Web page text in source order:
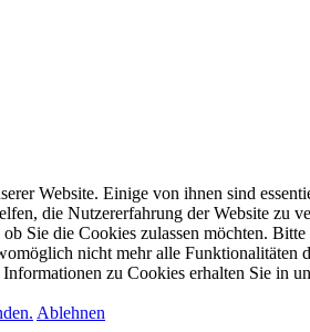
Website. Einige von ihnen sind
die Nutzererfahrung der Website zu
Sie die Cookies zulassen möchten. Bitte
nicht mehr alle Funktionalitäten
zu Cookies erhalten Sie in
Ablehnen